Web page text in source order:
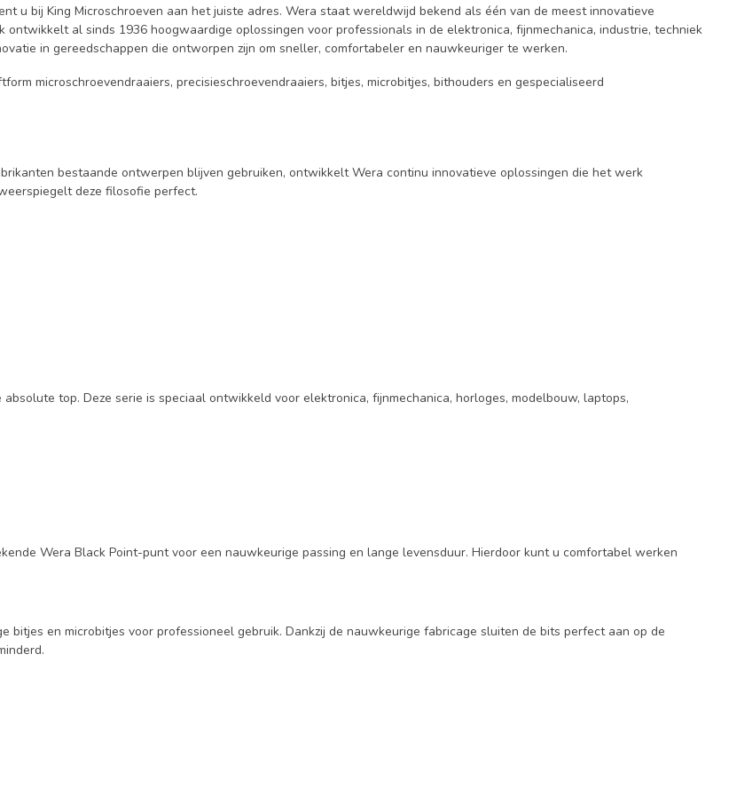
u bij King Microschroeven aan het juiste adres. Wera staat wereldwijd bekend als één van de meest innovatieve
al sinds 1936 hoogwaardige oplossingen voor professionals in de elektronica, fijnmechanica, industrie, techniek
in gereedschappen die ontworpen zijn om sneller, comfortabeler en nauwkeuriger te werken.
microschroevendraaiers, precisieschroevendraaiers, bitjes, microbitjes, bithouders en gespecialiseerd
bestaande ontwerpen blijven gebruiken, ontwikkelt Wera continu innovatieve oplossingen die het werk
deze filosofie perfect.
top. Deze serie is speciaal ontwikkeld voor elektronica, fijnmechanica, horloges, modelbouw, laptops,
Wera Black Point-punt voor een nauwkeurige passing en lange levensduur. Hierdoor kunt u comfortabel werken
en microbitjes voor professioneel gebruik. Dankzij de nauwkeurige fabricage sluiten de bits perfect aan op de